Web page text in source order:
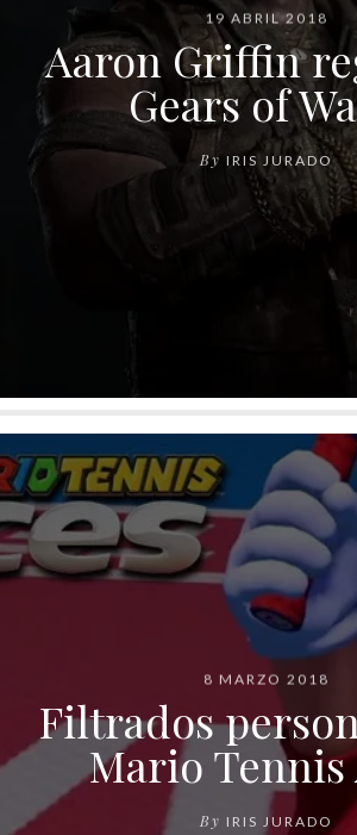
19 ABRIL 2018
Aaron Griffin
Gears of
By IRIS JURADO
8 MARZO 2018
Filtrados
Mario Tennis
By IRIS JURADO